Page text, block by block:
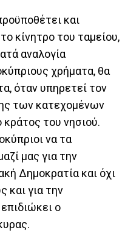
και
κίνητρο του ταμείου,
αναλογία
χρήματα, θα
όταν υπηρετεί τον
των κατεχομένων
του νησιού.
να τα
μας για την
Δημοκρατία και όχι
και για την
ο